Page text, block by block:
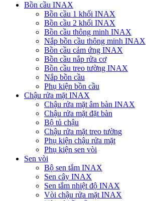
Bồn cầu INAX
Bồn cầu 1 khối INAX
Bồn cầu 2 khối INAX
Bồn cầu thông minh INAX
Nắp bồn cầu thông minh INAX
Bồn cầu cảm ứng INAX
Bồn cầu nắp rửa cơ
Bồn cầu treo tường INAX
Nắp bồn cầu
Phụ kiện bồn cầu
Chậu rửa mặt INAX
Chậu rửa mặt âm bàn INAX
Chậu rửa mặt đặt bàn
Bộ tủ chậu
Chậu rửa mặt treo tường
Phụ kiện chậu rửa mặt
Phụ kiện sen vòi
Sen vòi
Bộ sen tắm INAX
Sen cây INAX
Sen tắm nhiệt độ INAX
Vòi chậu rửa mặt INAX